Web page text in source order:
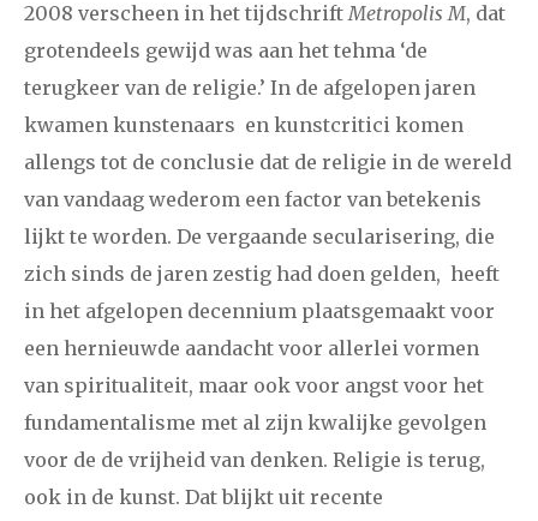
2020
januari februari maart april mei juni
september november
december
2019
januari april mei juni
augustus september oktober november
december
januari februari maart april mei juni juli
augustus september oktober november
december
2008 verscheen in het tijdschriftMetropolis M, dat
grotendeels gewijd was aan het tehma ‘de
terugkeer van de religie.’ In de afgelopen jaren
kwamen kunstenaars en kunstcritici komen
allengs tot de conclusie dat de religie in de wereld
van vandaag wederom een factor van betekenis
lijkt te worden. De vergaande secularisering, die
zich sinds de jaren zestig had doen gelden, heeft
in het afgelopen decennium plaatsgemaakt voor
een hernieuwde aandacht voor allerlei vormen
van spiritualiteit, maar ook voor angst voor het
fundamentalisme met al zijn kwalijke gevolgen
voor de de vrijheid van denken. Religie is terug,
ook in de kunst. Dat blijkt uit recente